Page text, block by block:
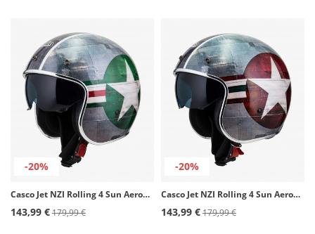
-20%
Casco Jet NZI Rolling 4 Sun Aeronáutica Italiana
143,99 €179,99 €
-20%
Casco Jet NZI Rolling 4 Sun Aeronáutica Japan
143,99 €179,99 €